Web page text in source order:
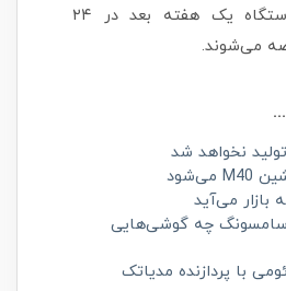
بود و هر چهار دستگاه یک هفته بعد در ۲۴
می‌شوند.
سامسونگ چه گوشی‌هایی
با پردازنده مدیاتک